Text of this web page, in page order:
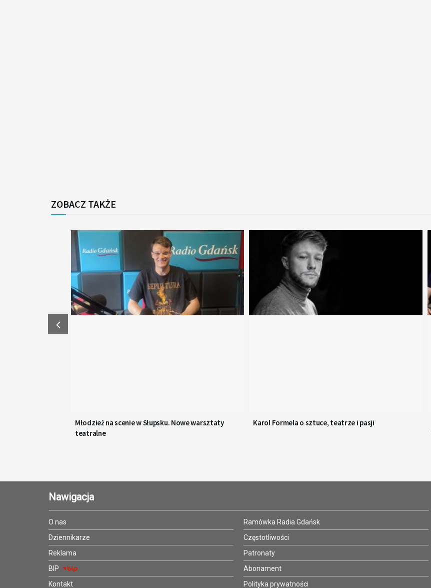
ZOBACZ TAKŻE
Młodzież na scenie w Słupsku. Nowe warsztaty
teatralne
Karol Formela o sztuce, teatrze i pasji
Nawigacja
O nas
Dziennikarze
Reklama
BIP
Kontakt
Ramówka Radia Gdańsk
Częstotliwości
Patronaty
Abonament
Polityka prywatności